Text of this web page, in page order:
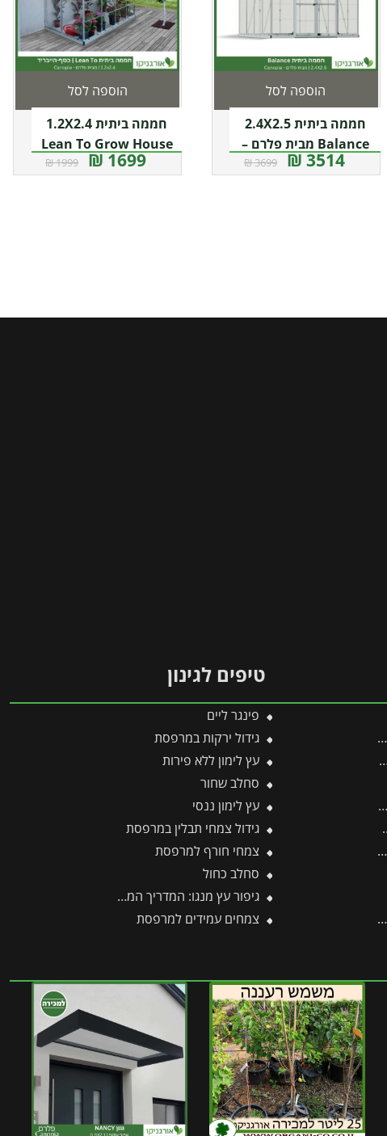
חממה ביתית 2.4X2.5
Balance מבית פלרם –
Canopia
3514 ₪
3699 ₪
הוספה לסל
חממה ביתית 1.2X2.4
Lean To Grow House
כסף-הייבריד מבית פלרם –
1699 ₪
1999 ₪
הוספה לסל
טיפים לגינון
פינגר ליים
גידול ירקות במרפסת
עץ לימון ללא פירות
סחלב שחור
עץ לימון ננסי
גידול צמחי תבלין במרפסת
צמחי חורף למרפסת
סחלב כחול
גיפור עץ מנגו: המדריך המקצועי לטיפול בקימחון, הגדלת היבול ודרכי יישום יעילות
צמחים עמידים למרפסת